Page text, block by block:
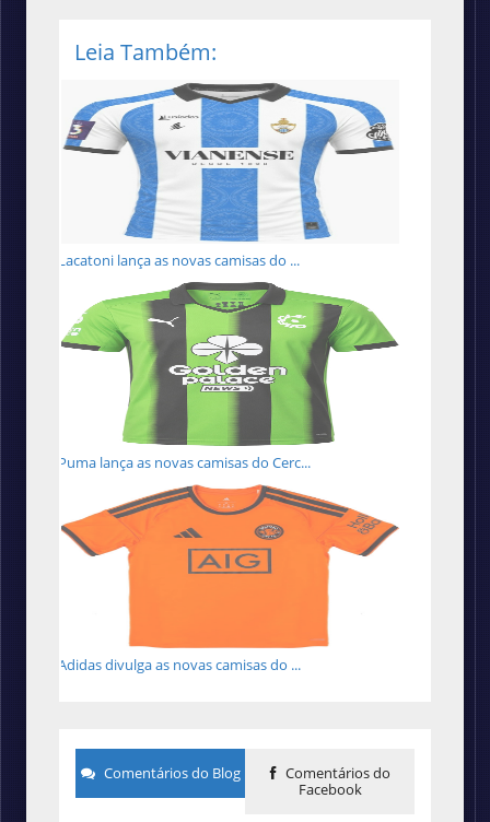
Leia Também:
Lacatoni lança as novas camisas do ...
Puma lança as novas camisas do Cerc...
Adidas divulga as novas camisas do ...
Comentários do Blog
Comentários do
Facebook